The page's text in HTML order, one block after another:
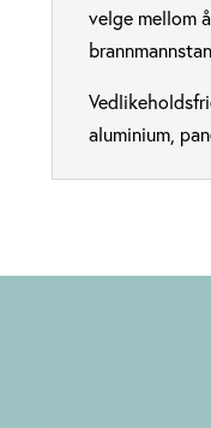
velge mellom
aluminium,